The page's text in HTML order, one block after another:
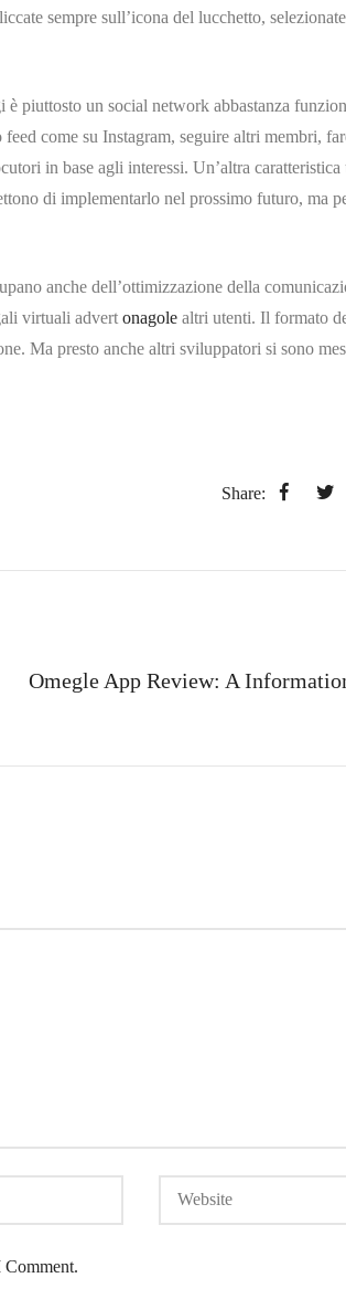
sempre sull’icona del lucchetto,
piuttosto un social network abbastanza
come su Instagram, seguire altri membri,
in base agli interessi. Un’altra
di implementarlo nel prossimo futuro, ma
anche dell’ottimizzazione della
virtuali advert onagole altri utenti. Il formato
Ma presto anche altri sviluppatori si sono
Share:
Omegle App Review: A